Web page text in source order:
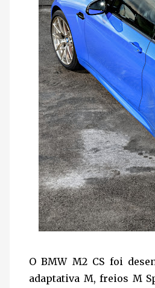
O BMW M2 CS foi
adaptativa M, freios M